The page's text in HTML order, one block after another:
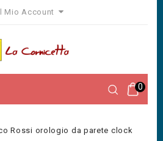
Mio Account
0
Rossi orologio da parete clock